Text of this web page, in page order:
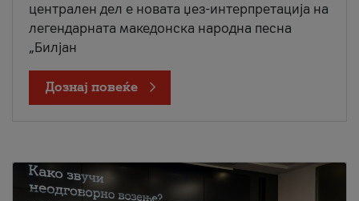
централен дел е новата џез-интерпретација на
легендарната македонска народна песна
„Билјан
Дознај повеќе